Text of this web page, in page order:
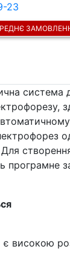
23
система
програмне
є високою